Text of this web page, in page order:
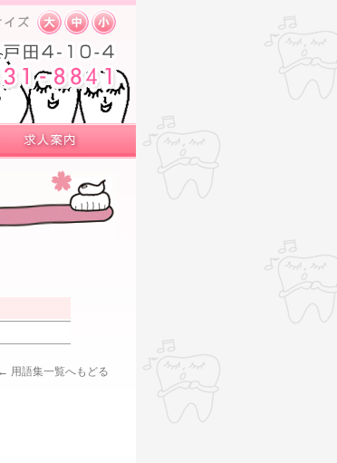
← 用語集一覧へもどる